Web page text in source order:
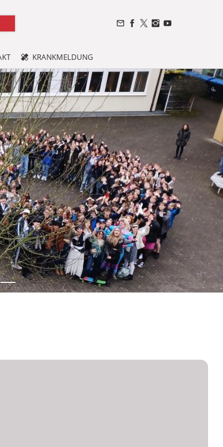
KRANKMELDUNG